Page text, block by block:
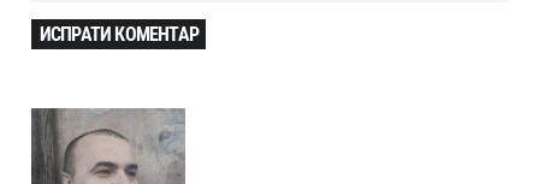
ИСПРАТИ КОМЕНТАР